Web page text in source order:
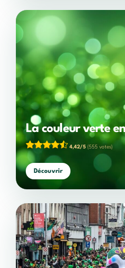
La couleur verte
4,42/5 (555 votes)
Découvrir